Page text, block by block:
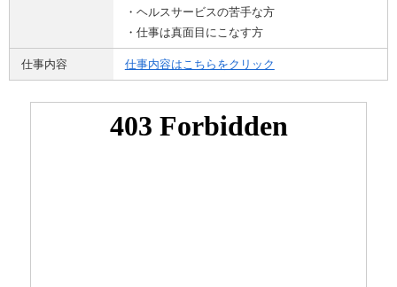
・ヘルスサービスの苦手な方
・仕事は真面目にこなす方
仕事内容 仕事内容はこちらをクリック